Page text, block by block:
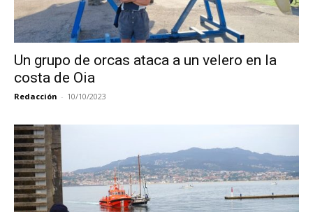
Un grupo de orcas ataca a un velero en la
costa de Oia
Redacción - 10/10/2023